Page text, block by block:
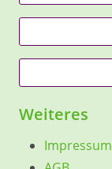
Weiteres
Impressum